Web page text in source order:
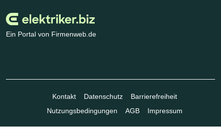
Ein Portal von Firmenweb.de
Kontakt Datenschutz
Barrierefreiheit
Nutzungsbedingungen
AGB Impressum